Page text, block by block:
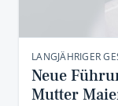
LANGJÄHRIGER
Neue
Mutter